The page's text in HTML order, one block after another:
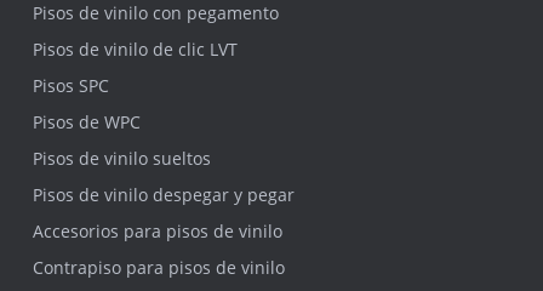
Pisos de vinilo con pegamento
Pisos de vinilo de clic LVT
Pisos SPC
Pisos de WPC
Pisos de vinilo sueltos
Pisos de vinilo despegar y pegar
Accesorios para pisos de vinilo
Contrapiso para pisos de vinilo